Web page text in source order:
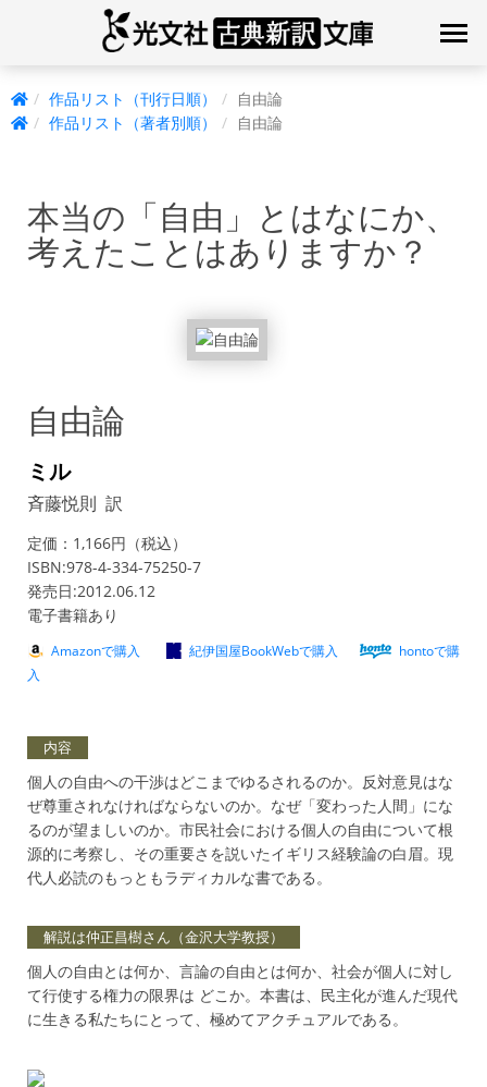
作品リスト（刊行日順）
自由論
作品リスト（著者別順）
自由論
本当の「自由」とはなにか、
考えたことはありますか？
自由論
ミル
斉藤悦則 訳
定価：1,166円（税込）
ISBN:978-4-334-75250-7
発売日:2012.06.12
電子書籍あり
Amazonで購入 紀伊国屋BookWebで購入
hontoで購
入
内容
個人の自由への干渉はどこまでゆるされるのか。反対意見はな
ぜ尊重されなければならないのか。なぜ「変わった人間」にな
るのが望ましいのか。市民社会における個人の自由について根
源的に考察し、その重要さを説いたイギリス経験論の白眉。現
代人必読のもっともラディカルな書である。
解説は仲正昌樹さん（金沢大学教授）
個人の自由とは何か、言論の自由とは何か、社会が個人に対し
て行使する権力の限界は どこか。本書は、民主化が進んだ現代
に生きる私たちにとって、極めてアクチュアルである。